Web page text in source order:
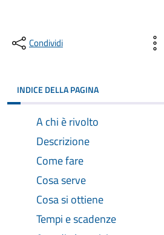
Condividi
INDICE DELLA PAGINA
A chi è rivolto
Descrizione
Come fare
Cosa serve
Cosa si ottiene
Tempi e scadenze